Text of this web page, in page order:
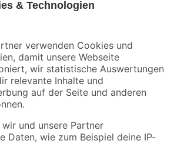
Angebote und Aktionen mehr verpassen!